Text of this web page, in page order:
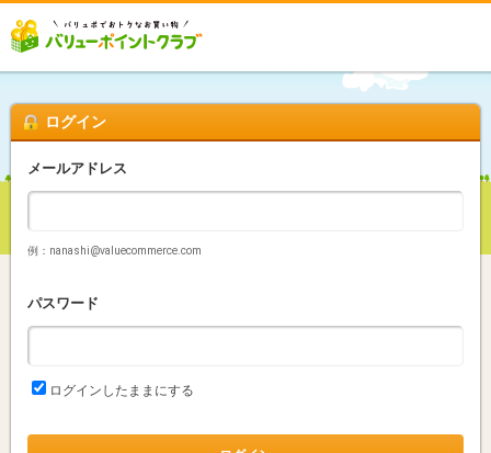
ログイン
メールアドレス
例：nanashi@valuecommerce.com
パスワード
ログインしたままにする